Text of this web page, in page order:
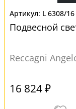
L 6308/16
Подвесной
Reccagni
16 824 ₽